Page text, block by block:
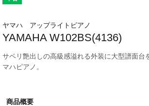
ヤマハ アップライトピアノ
YAMAHA W102BS(4136)
サペリ艶出しの高級感溢れる外装に大型譜面台
マハピアノ。
商品概要